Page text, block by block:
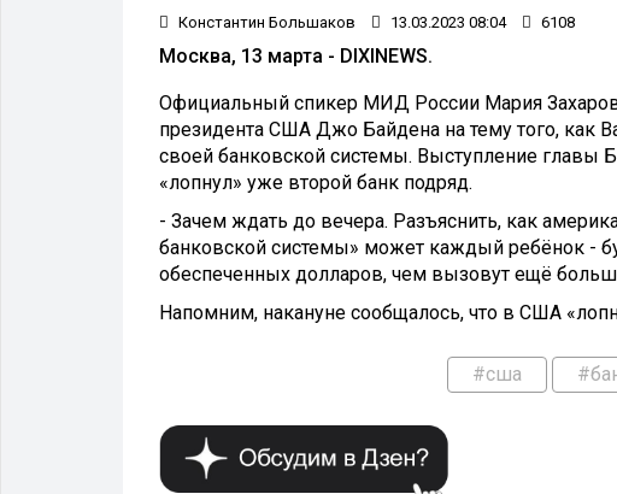
Константин Большаков 13.03.2023 08:04 6108
Москва, 13 марта - DIXINEWS.
Официальный спикер МИД России Мария
президента США Джо Байдена на тему того, как
своей банковской системы. Выступление главы
«лопнул» уже второй банк подряд.
- Зачем ждать до вечера. Разъяснить, как
банковской системы» может каждый ребёнок -
обеспеченных долларов, чем вызовут ещё
Напомним, накануне сообщалось, что в США
#сша